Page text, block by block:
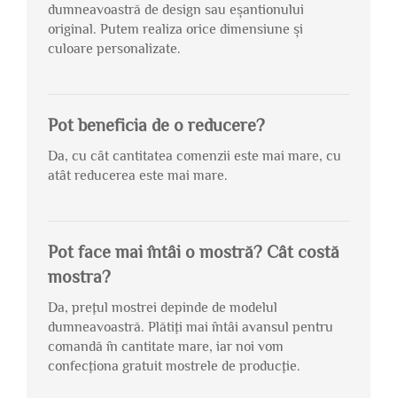
dumneavoastră de design sau eșantionului
original. Putem realiza orice dimensiune și
culoare personalizate.
Pot beneficia de o reducere?
Da, cu cât cantitatea comenzii este mai mare, cu
atât reducerea este mai mare.
Pot face mai întâi o mostră? Cât costă
mostra?
Da, preţul mostrei depinde de modelul
dumneavoastră. Plătiţi mai întâi avansul pentru
comandă în cantitate mare, iar noi vom
confecţiona gratuit mostrele de producţie.